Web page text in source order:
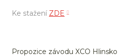
Ke stažení ZDE
Propozice závodu XCO Hlinsko